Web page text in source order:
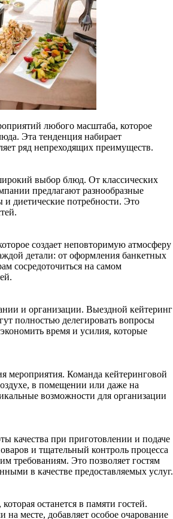
любого масштаба, которое
Эта тенденция набирает
ряд непреходящих преимуществ.
выбор блюд. От классических
предлагают разнообразные
диетические потребности. Это
создает неповторимую атмосферу
детали: от оформления банкетных
сосредоточиться на самом
и организации. Выездной кейтеринг
полностью делегировать вопросы
время и усилия, которые
мероприятия. Команда кейтеринговой
в помещении или даже на
возможности для организации
качества при приготовлении и подаче
и тщательный контроль процесса
требованиям. Это позволяет гостям
в качестве предоставляемых услуг.
останется в памяти гостей.
месте, добавляет особое очарование